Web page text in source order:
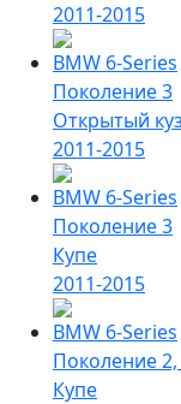
2011-2015
BMW 6-Series
Поколение 3
Открытый
2011-2015
BMW 6-Series
Поколение 3
Купе
2011-2015
BMW 6-Series
Поколение
Купе